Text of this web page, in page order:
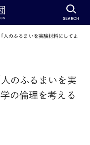
SEARCH
人のふるまいを実験材料にしてよ
のふるまいを実
の倫理を考える